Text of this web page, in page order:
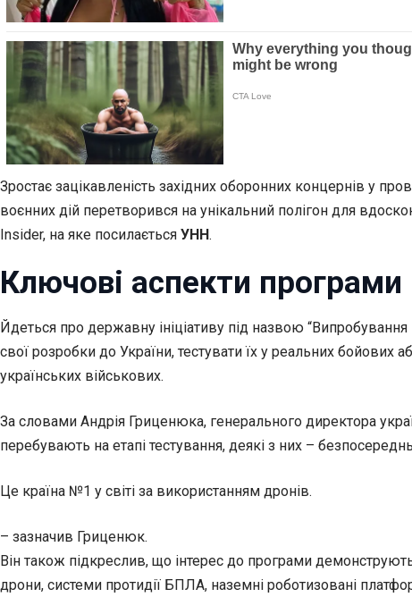
Зростає зацікавленість західних оборонних концернів у
воєнних дій перетворився на унікальний полігон для
Insider, на яке посилається УНН.
Ключові аспекти програми
Йдеться про державну ініціативу під назвою
свої розробки до України, тестувати їх у реальних
українських військових.
За словами Андрія Гриценюка, генерального директора
перебувають на етапі тестування, деякі з них –
Це країна №1 у світі за використанням дронів.
– зазначив Гриценюк.
Він також підкреслив, що інтерес до програми демонструють
дрони, системи протидії БПЛА, наземні роботизовані